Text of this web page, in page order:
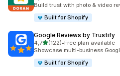
Build trust with photo & video
Built for Shopify
Google Reviews by Trustify
4,75 yıldız üzerinden
(122)
toplam 122 değerlendirme
•Free plan available
Showcase multi-business
Built for Shopify